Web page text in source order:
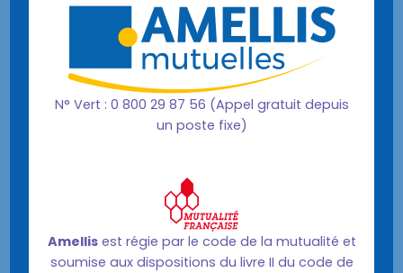
N° Vert : 0 800 29 87 56 (Appel gratuit depuis
un poste fixe)
Amellisest régie par le code de la mutualité et
soumise aux dispositions du livre II du code de